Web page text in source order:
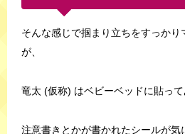
そんな感じで掴まり立ちをすっかり
が、
竜太 (仮称) はベビーベッドに貼って
注意書きとかが書かれたシールが気